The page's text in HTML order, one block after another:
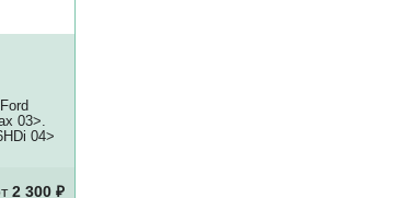
03>.
04>
2 300 ₽